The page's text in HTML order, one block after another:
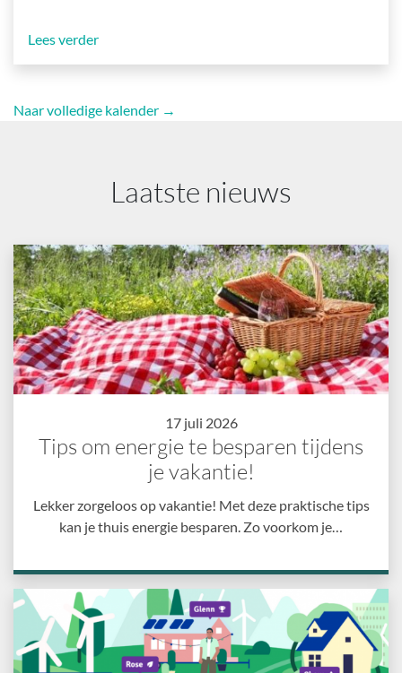
Lees verder
Naar volledige kalender →
Laatste nieuws
17 juli 2026
Tips om energie te besparen tijdens
je vakantie!
Lekker zorgeloos op vakantie! Met deze praktische tips
kan je thuis energie besparen. Zo voorkom je…